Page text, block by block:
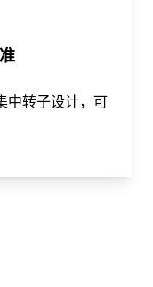
中转子设计，可